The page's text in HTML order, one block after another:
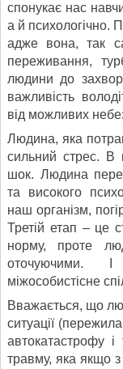
спонукає нас
а й психологічно.
адже вона, так
переживання,
людини до
важливість
від можливих
Людина, яка
сильний стрес. В
шок. Людина
та високого
наш організм,
Третій етап – це
норму, проте
оточуючими. І
міжособистісне
Вважається, що
ситуації
автокатастрофу і
травму, яка якщо